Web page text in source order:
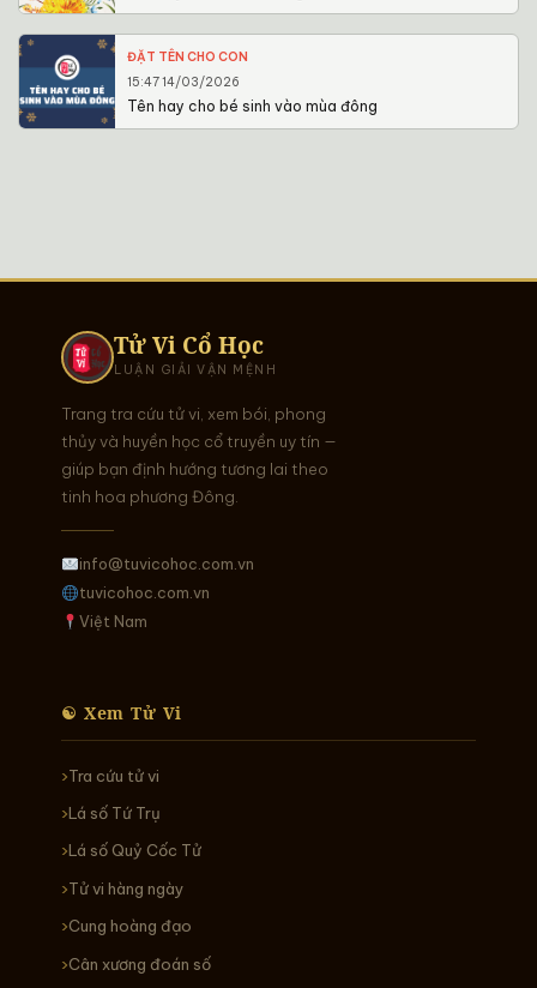
ĐẶT TÊN CHO CON
15:47 14/03/2026
Tên hay cho bé sinh vào mùa đông
Tử Vi Cổ Học
LUẬN GIẢI VẬN MỆNH
Trang tra cứu tử vi, xem bói, phong
thủy và huyền học cổ truyền uy tín —
giúp bạn định hướng tương lai theo
tinh hoa phương Đông.
info@tuvicohoc.com.vn
tuvicohoc.com.vn
Việt Nam
☯ Xem Tử Vi
Tra cứu tử vi
Lá số Tứ Trụ
Lá số Quỷ Cốc Tử
Tử vi hàng ngày
Cung hoàng đạo
Cân xương đoán số